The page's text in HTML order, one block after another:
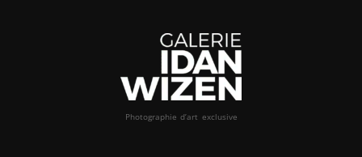
Photographie d’art exclusive